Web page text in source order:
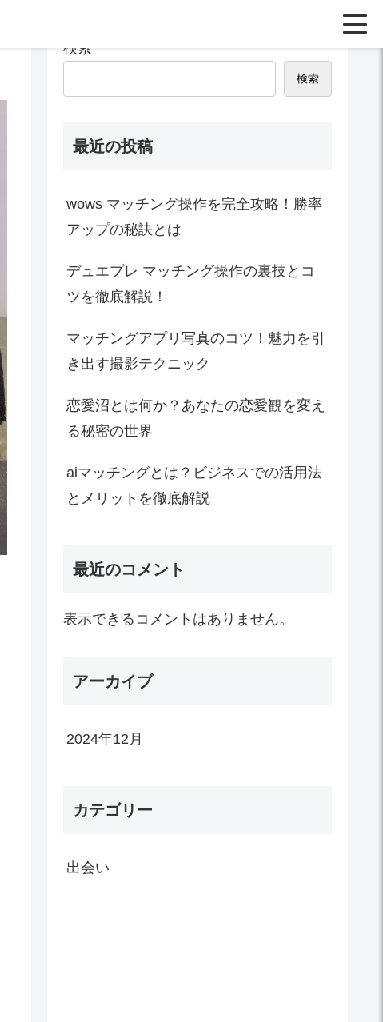
検索
検索
最近の投稿
wows マッチング操作を完全攻略！勝率
アップの秘訣とは
デュエプレ マッチング操作の裏技とコ
ツを徹底解説！
マッチングアプリ写真のコツ！魅力を引
き出す撮影テクニック
恋愛沼とは何か？あなたの恋愛観を変え
る秘密の世界
aiマッチングとは？ビジネスでの活用法
とメリットを徹底解説
最近のコメント
表示できるコメントはありません。
アーカイブ
2024年12月
カテゴリー
出会い